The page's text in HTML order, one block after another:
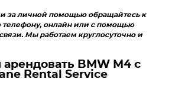
за личной помощью обращайтесь к
онлайн или с помощью
Мы работаем круглосуточно и
BMW M4 с
Rental Service